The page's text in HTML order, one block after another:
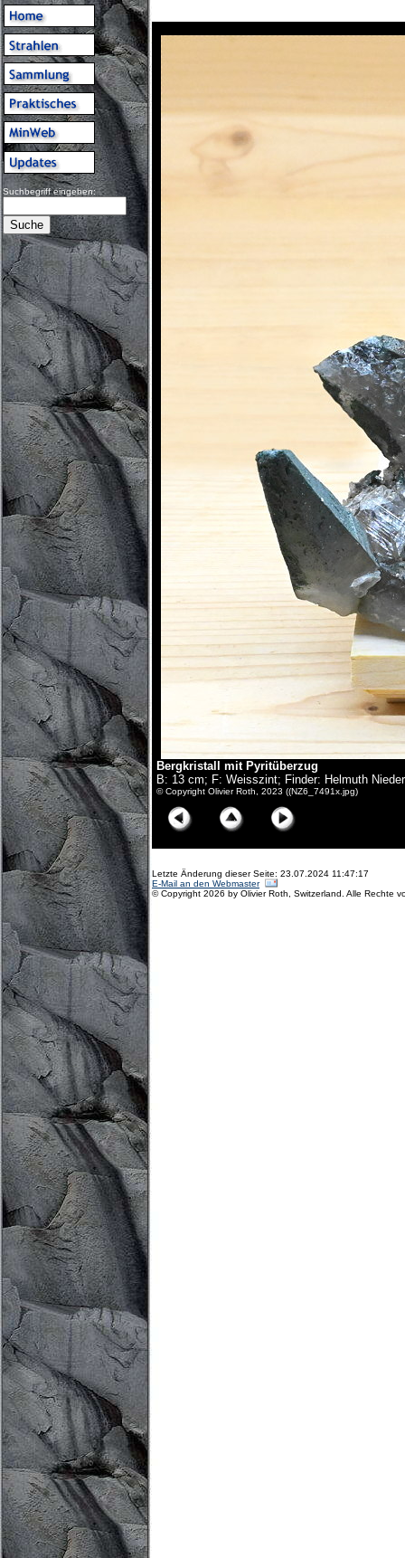
Suchbegriff eingeben:
Bergkristall mit Pyritüberzug
B: 13 cm; F: Weisszint; Finder: Helmuth
© Copyright Olivier Roth, 2023 ((NZ6_7491x.jpg)
Letzte Änderung dieser Seite: 23.07.2024 11:47:17
E-Mail an den Webmaster
© Copyright 2026 by Olivier Roth, Switzerland. Alle Rechte